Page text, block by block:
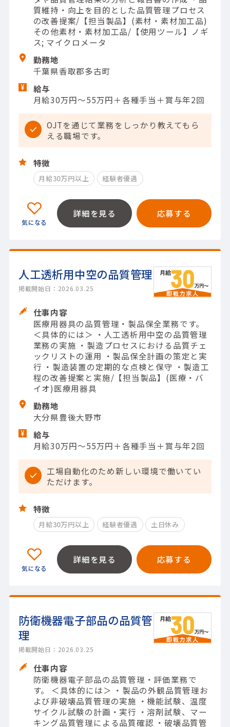
質維持・向上を目的とした品質管理プロセス
の改善提案/【担当製品】(素材・素材加工品)
その他素材・素材加工品/【使用ツール】ノギ
ス; マイクロメータ
勤務地
千葉県香取郡多古町
給与
月給30万円～55万円＋各種手当＋賞与年2回
OJTを通じて業務をしっかり教えてもら
える職場です。
特徴
月給30万円以上 経験者優遇
詳細を見る 応募する
人工透析用中空の品質管理
掲載開始日：2026.03.25
仕事内容
医療用器具の品質管理・製品保全業務です。
＜具体的には＞ ・人工透析用中空の品質管理
業務の実施 ・製造プロセスにおける品質チェ
ックリストの運用 ・製品保全計画の策定と実
行 ・製造装置の定期的な点検と保守 ・製造工
程の改善提案と実施/【担当製品】(医療・バ
イオ)医療用器具
勤務地
大分県豊後大野市
給与
月給30万円～55万円＋各種手当＋賞与年2回
工場自動化のため新しい環境で働いてい
ただけます。
特徴
月給30万円以上 経験者優遇 土日休み
詳細を見る 応募する
防衛機器電子部品の品質管
理
掲載開始日：2026.03.25
仕事内容
防衛機器電子部品の品質管理・評価業務で
す。 ＜具体的には＞ ・製品の外観品質管理お
よび非破壊品質管理の実施 ・機能試験、温度
サイクル試験の計画・実行 ・溶剤試験、マー
キング品質管理による品質確認 ・破壊品質管